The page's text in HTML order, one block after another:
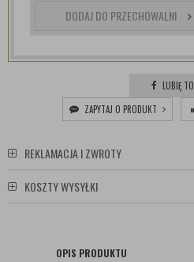
DODAJ DO PRZECHOWALNI
LUBIĘ TO
ZAPYTAJ O PRODUKT
REKLAMACJA I ZWROTY
KOSZTY WYSYŁKI
OPIS PRODUKTU